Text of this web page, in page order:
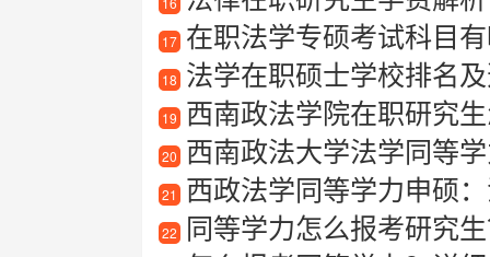
17 在职法学专硕考试科目
18 法学在职硕士学校排名
19 西南政法学院在职研究
20 西南政法大学法学同等
21 西政法学同等学力申硕
22
同等学力怎么报考研究